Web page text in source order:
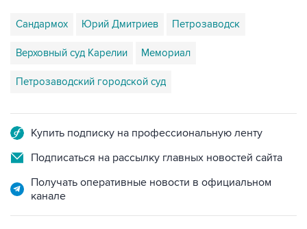
Сандармох Юрий Дмитриев Петрозаводск
Верховный суд Карелии Мемориал
Петрозаводский городской суд
Купить подписку на профессиональную ленту
Подписаться на рассылку главных новостей сайта
Получать оперативные новости в официальном
канале